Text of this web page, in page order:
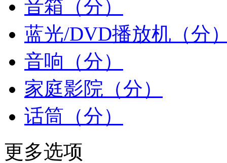
音箱（分）
蓝光/DVD播放机（分
音响（分）
家庭影院（分）
话筒（分）
更多选项